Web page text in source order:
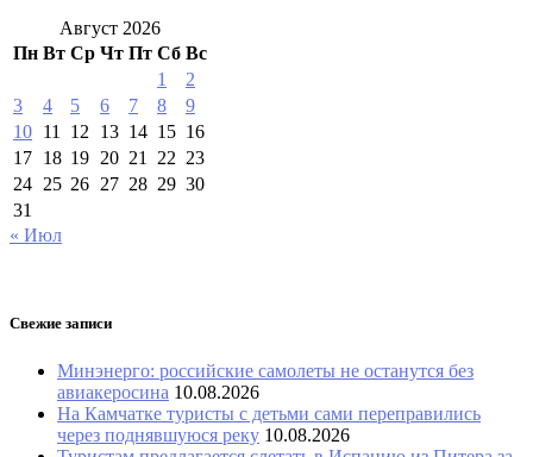
Август 2026
Пн Вт Ср Чт Пт Сб Вс
1
2
3
4 5 6 7 8
9
10 11 12 13 14 15 16
17 18 19 20 21 22 23
24 25 26 27 28 29 30
31
« Июл
Свежие записи
Минэнерго: российские самолеты не останутся без
авиакеросина 10.08.2026
На Камчатке туристы с детьми сами переправились
через поднявшуюся реку 10.08.2026